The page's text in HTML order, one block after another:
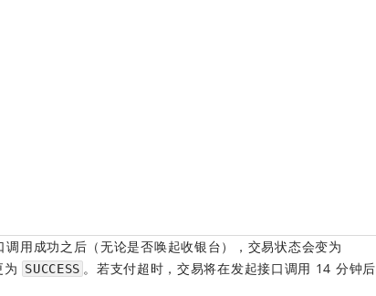
用成功之后（无论是否唤起收银台），交易状态会变为
为 SUCCESS 。若支付超时，交易将在发起接口调用 14 分钟后